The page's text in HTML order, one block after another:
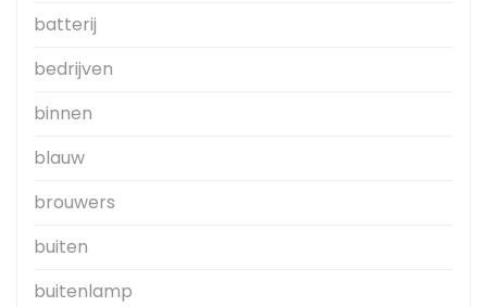
batterij
bedrijven
binnen
blauw
brouwers
buiten
buitenlamp